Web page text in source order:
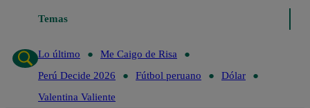
Temas
Lo último
Me Caigo de Risa
Perú Decide 2026
Fútbol peruano
Dólar
Valentina Valiente